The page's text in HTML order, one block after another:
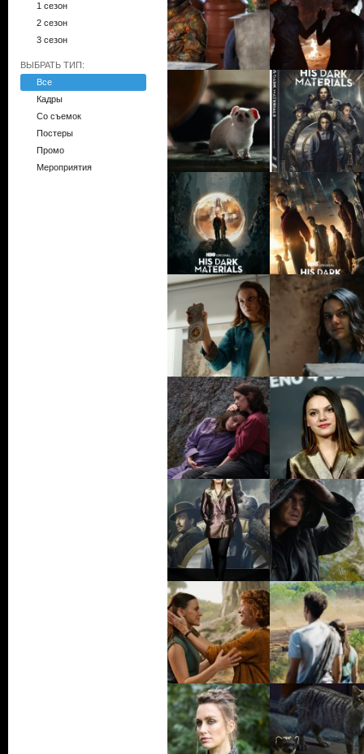
1 сезон
2 сезон
3 сезон
ВЫБРАТЬ ТИП:
Все
Кадры
Со съемок
Постеры
Промо
Мероприятия